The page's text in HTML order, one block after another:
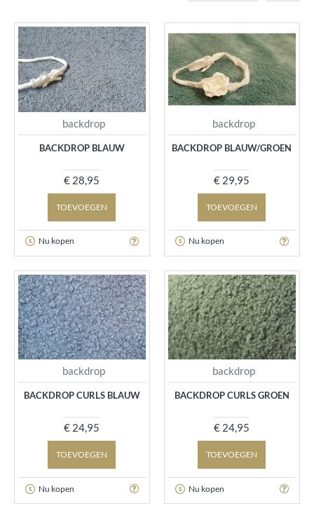
backdrop
BACKDROP BLAUW
€ 28,95
TOEVOEGEN
Nu kopen
backdrop
BACKDROP BLAUW/GROEN
€ 29,95
TOEVOEGEN
Nu kopen
backdrop
BACKDROP CURLS BLAUW
€ 24,95
TOEVOEGEN
Nu kopen
backdrop
BACKDROP CURLS GROEN
€ 24,95
TOEVOEGEN
Nu kopen